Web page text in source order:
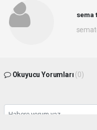
sema
Okuyucu Yorumları (0)